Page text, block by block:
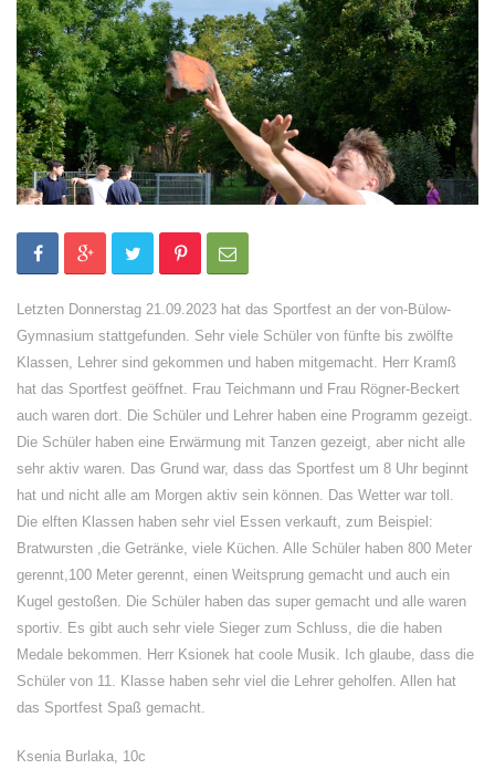
Letzten Donnerstag 21.09.2023 hat das Sportfest an der von-Bülow-
Gymnasium stattgefunden. Sehr viele Schüler von fünfte bis zwölfte
Klassen, Lehrer sind gekommen und haben mitgemacht. Herr Kramß
hat das Sportfest geöffnet. Frau Teichmann und Frau Rögner-Beckert
auch waren dort. Die Schüler und Lehrer haben eine Programm gezeigt.
Die Schüler haben eine Erwärmung mit Tanzen gezeigt, aber nicht alle
sehr aktiv waren. Das Grund war, dass das Sportfest um 8 Uhr beginnt
hat und nicht alle am Morgen aktiv sein können. Das Wetter war toll.
Die elften Klassen haben sehr viel Essen verkauft, zum Beispiel:
Bratwursten ,die Getränke, viele Küchen. Alle Schüler haben 800 Meter
gerennt,100 Meter gerennt, einen Weitsprung gemacht und auch ein
Kugel gestoßen. Die Schüler haben das super gemacht und alle waren
sportiv. Es gibt auch sehr viele Sieger zum Schluss, die die haben
Medale bekommen. Herr Ksionek hat coole Musik. Ich glaube, dass die
Schüler von 11. Klasse haben sehr viel die Lehrer geholfen. Allen hat
das Sportfest Spaß gemacht.
Ksenia Burlaka, 10c